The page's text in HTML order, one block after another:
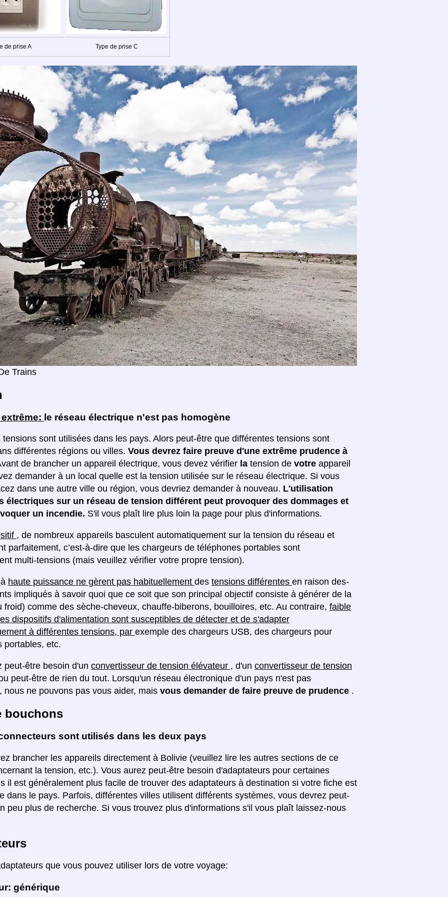
de prise A Type de prise C
Trains
le réseau électrique n'est pas homogène
tensions sont utilisées dans les pays. Alors peut-être que différentes tensions sont
différentes régions ou villes. Vous devrez faire preuve d'une extrême prudence à
de brancher un appareil électrique, vous devez vérifier la tension de votre appareil
demander à un local quelle est la tension utilisée sur le réseau électrique. Si vous
dans une autre ville ou région, vous devriez demander à nouveau. L'utilisation
électriques sur un réseau de tension différent peut provoquer des dommages et
un incendie. S'il vous plaît lire plus loin la page pour plus d'informations.
, de nombreux appareils basculent automatiquement sur la tension du réseau et
parfaitement, c’est-à-dire que les chargeurs de téléphones portables sont
multi-tensions (mais veuillez vérifier votre propre tension).
à haute puissance ne gèrent pas habituellement des tensions différentes en raison des-
impliqués à savoir quoi que ce soit que son principal objectif consiste à générer de la
froid) comme des sèche-cheveux, chauffe-biberons, bouilloires, etc. Au contraire, faible
dispositifs d'alimentation sont susceptibles de détecter et de s'adapter
à différentes tensions, par exemple des chargeurs USB, des chargeurs pour
portables, etc.
peut-être besoin d'un convertisseur de tension élévateur , d'un convertisseur de tension
peut-être de rien du tout. Lorsqu'un réseau électronique d'un pays n'est pas
nous ne pouvons pas vous aider, mais vous demander de faire preuve de prudence .
bouchons
sont utilisés dans les deux pays
brancher les appareils directement à Bolivie (veuillez lire les autres sections de ce
la tension, etc.). Vous aurez peut-être besoin d'adaptateurs pour certaines
il est généralement plus facile de trouver des adaptateurs à destination si votre fiche est
dans le pays. Parfois, différentes villes utilisent différents systèmes, vous devrez peut-
peu plus de recherche. Si vous trouvez plus d'informations s'il vous plaît laissez-nous
que vous pouvez utiliser lors de votre voyage:
générique